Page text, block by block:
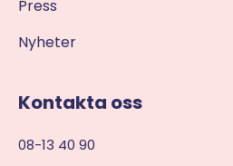
Press
Nyheter
Kontakta oss
08-13 40 90